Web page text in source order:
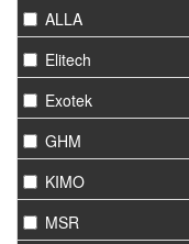
ALLA
Elitech
Exotek
GHM
KIMO
MSR